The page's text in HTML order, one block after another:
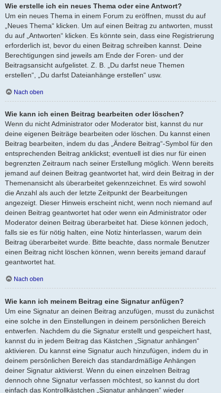
Wie erstelle ich ein neues Thema oder eine Antwort?
Um ein neues Thema in einem Forum zu eröffnen, musst du auf
„Neues Thema“ klicken. Um auf einen Beitrag zu antworten, musst
du auf „Antworten“ klicken. Es könnte sein, dass eine Registrierung
erforderlich ist, bevor du einen Beitrag schreiben kannst. Deine
Berechtigungen sind jeweils am Ende der Foren- und der
Beitragsansicht aufgelistet. Z. B. „Du darfst neue Themen
erstellen“, „Du darfst Dateianhänge erstellen“ usw.
Nach oben
Wie kann ich einen Beitrag bearbeiten oder löschen?
Wenn du nicht Administrator oder Moderator bist, kannst du nur
deine eigenen Beiträge bearbeiten oder löschen. Du kannst einen
Beitrag bearbeiten, indem du das „Ändere Beitrag“-Symbol für den
entsprechenden Beitrag anklickst; eventuell ist dies nur für einen
begrenzten Zeitraum nach seiner Erstellung möglich. Wenn bereits
jemand auf deinen Beitrag geantwortet hat, wird dein Beitrag in der
Themenansicht als überarbeitet gekennzeichnet. Es wird sowohl
die Anzahl als auch der letzte Zeitpunkt der Bearbeitungen
angezeigt. Dieser Hinweis erscheint nicht, wenn noch niemand auf
deinen Beitrag geantwortet hat oder wenn ein Administrator oder
Moderator deinen Beitrag überarbeitet hat. Diese können jedoch,
falls sie es für nötig halten, eine Notiz hinterlassen, warum dein
Beitrag überarbeitet wurde. Bitte beachte, dass normale Benutzer
einen Beitrag nicht löschen können, wenn bereits jemand darauf
geantwortet hat.
Nach oben
Wie kann ich meinem Beitrag eine Signatur anfügen?
Um eine Signatur an deinen Beitrag anzufügen, musst du zunächst
eine solche in den Einstellungen in deinem persönlichen Bereich
entwerfen. Nachdem du die Signatur erstellt und gespeichert hast,
kannst du in jedem Beitrag das Kästchen „Signatur anhängen“
aktivieren. Du kannst eine Signatur auch hinzufügen, indem du in
deinem persönlichen Bereich das standardmäßige Anhängen
deiner Signatur aktivierst. Wenn du einen einzelnen Beitrag
dennoch ohne Signatur verfassen möchtest, so kannst du dort
einfach das Kontrollkästchen „Signatur anhängen“ wieder